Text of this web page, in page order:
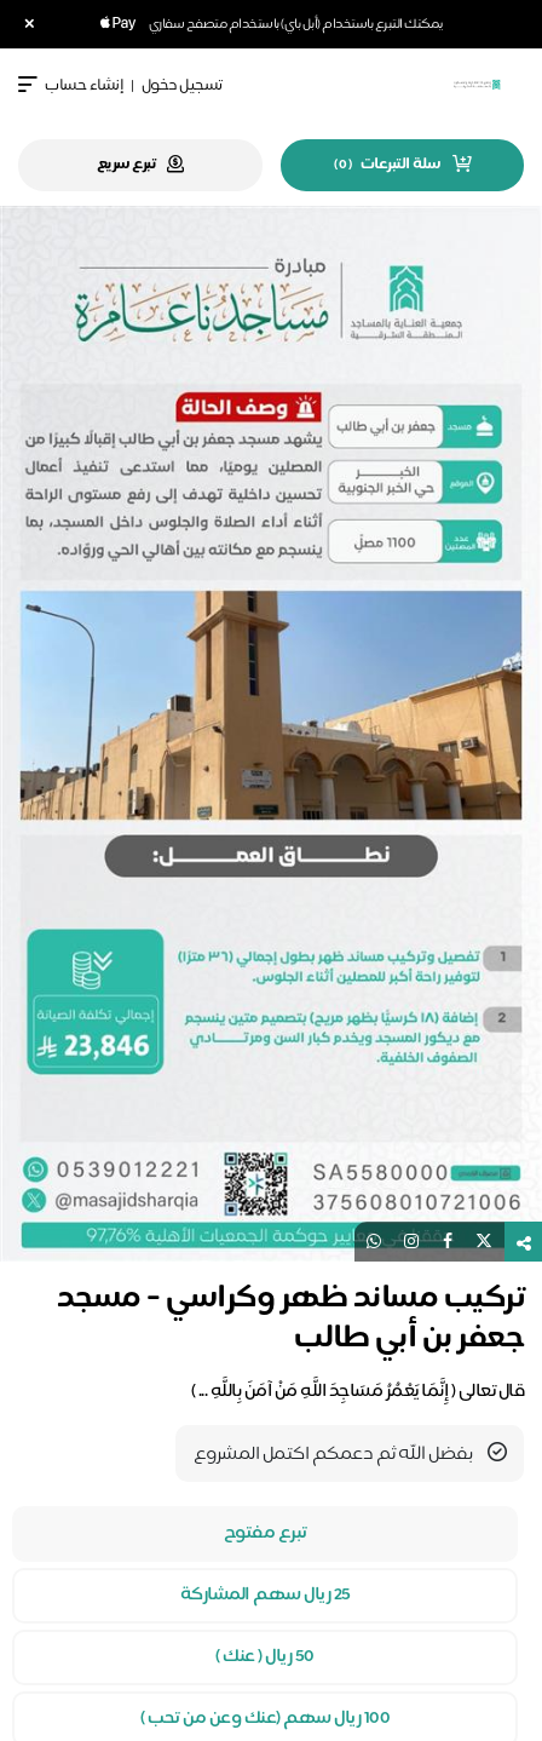
يمكنك التبرع باستخدام (أبل باي) باستخدام متصفح سفاري ×
تسجيل دخول | إنشاء حساب
سلة التبرعات (
0
) تبرع سريع
تركيب مساند ظهر وكراسي - مسجد
جعفر بن أبي طالب
قال تعالى ( إِنَّمَا يَعْمُرُ مَسَاجِدَ اللَّهِ مَنْ آمَنَ بِاللَّهِ ... )
بفضل الله ثم دعمكم اكتمل المشروع
تبرع مفتوح
25 ريال سهم المشاركة
50 ريال ( عنك )
100 ريال سهم (عنك وعن من تحب )